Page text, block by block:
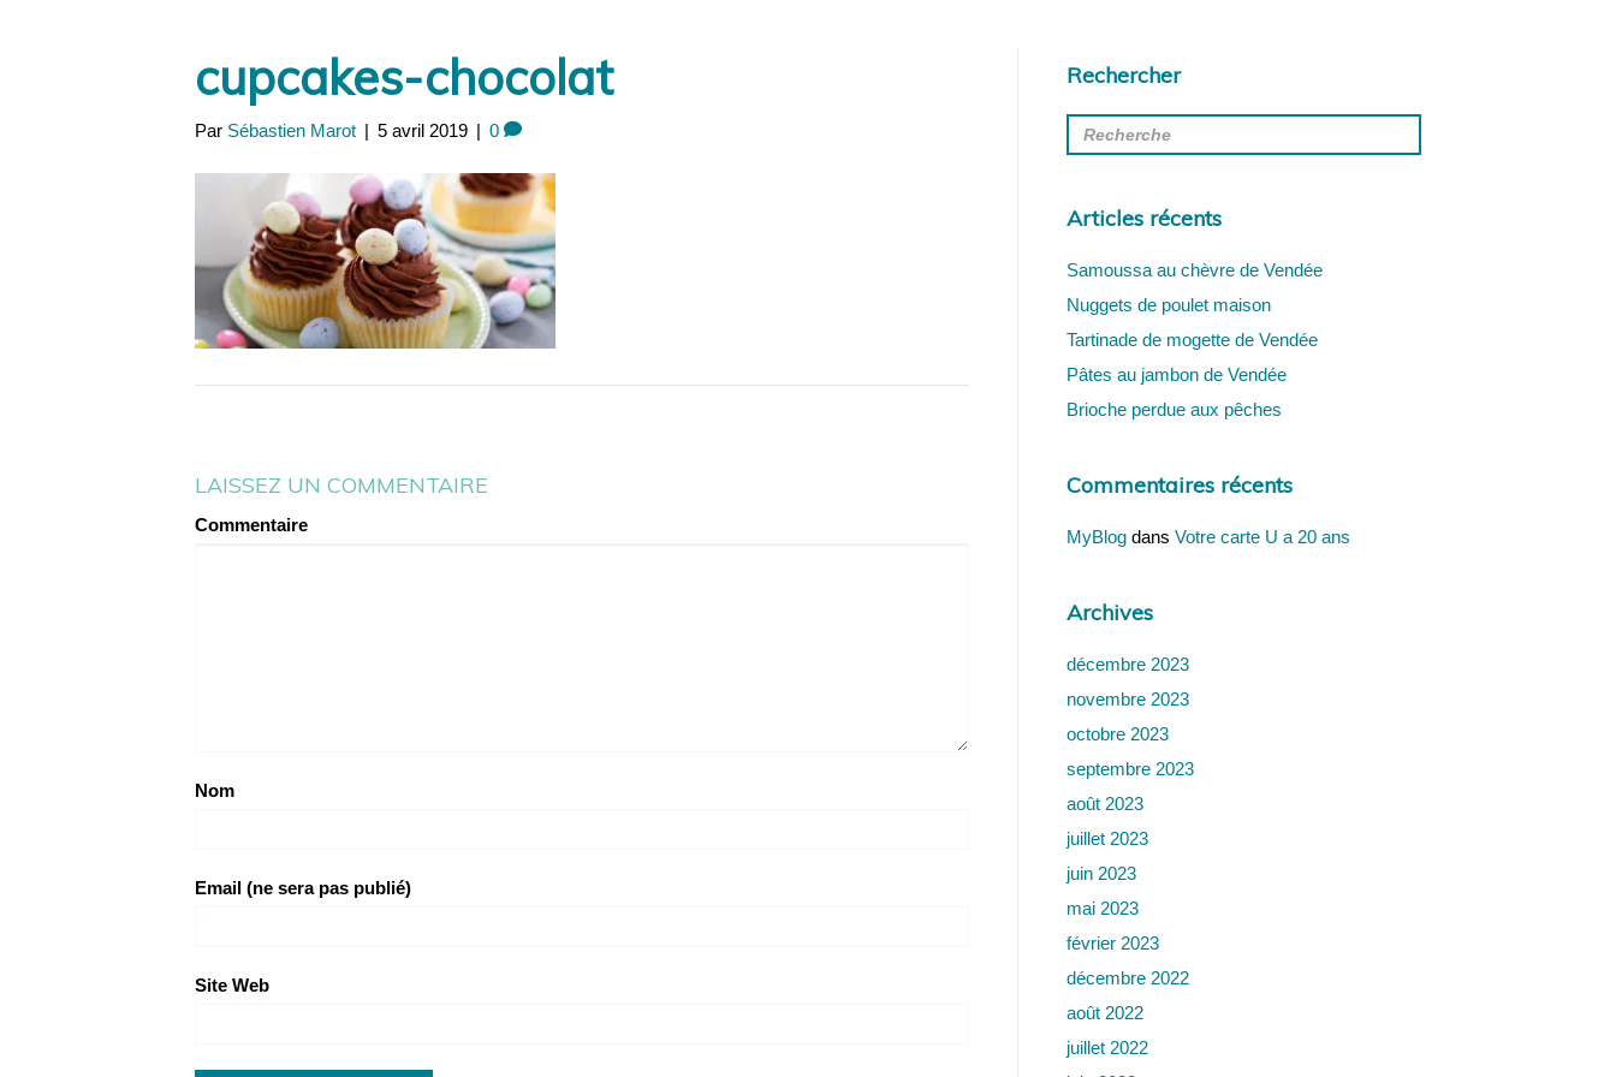
cupcakes-chocolat
Par Sébastien Marot | 5 avril 2019 | 0
LAISSEZ UN COMMENTAIRE
Commentaire
Nom
Email (ne sera pas publié)
Site Web
Rechercher
Articles récents
Samoussa au chèvre de Vendée
Nuggets de poulet maison
Tartinade de mogette de Vendée
Pâtes au jambon de Vendée
Brioche perdue aux pêches
Commentaires récents
MyBlog dans Votre carte U a 20 ans
Archives
décembre 2023
novembre 2023
octobre 2023
septembre 2023
août 2023
juillet 2023
juin 2023
mai 2023
février 2023
décembre 2022
août 2022
juillet 2022